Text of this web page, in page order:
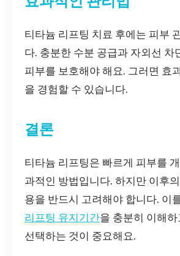
티타늄 리프팅 치료 후에는 피부
다. 충분한 수분 공급과 자외선 차
피부를 보호해야 해요. 그러면 효
을 경험할 수 있습니다.
결론
티타늄 리프팅은 빠르게 피부를
과적인 방법입니다. 하지만 이후
용을 반드시 고려해야 합니다. 이
리프팅 유지기간을 충분히 이해
선택하는 것이 중요해요.